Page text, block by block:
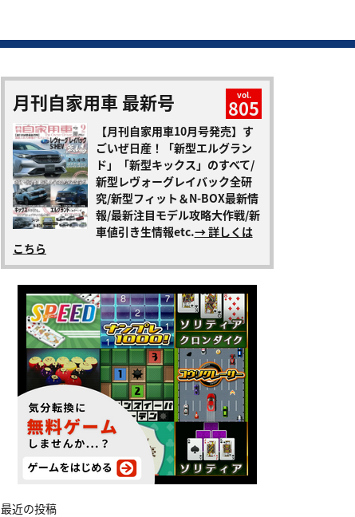
月刊自家用車 最新号 vol.
805
【月刊自家用車10月号発売】す
ごいぜ日産！「新型エルグラン
ド」「新型キックス」のすべて/
新型レヴォーグレイバック全研
究/新型フィット＆N-BOX最新情
報/最新注目モデル攻略大作戦/新
車値引き生情報etc.→ 詳しくは
こちら
最近の投稿